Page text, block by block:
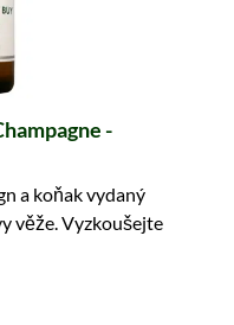
-
a koňak vydaný
věže. Vyzkoušejte